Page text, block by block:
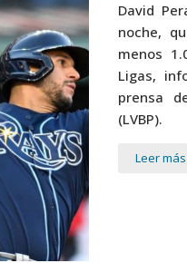
David
noche,
menos
Ligas,
prensa
(LVBP).
Leer más